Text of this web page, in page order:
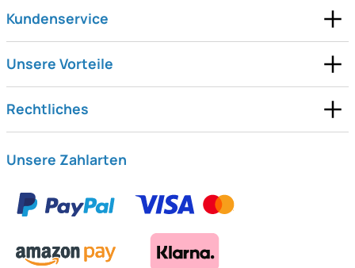
Kundenservice
Unsere Vorteile
Rechtliches
Unsere Zahlarten